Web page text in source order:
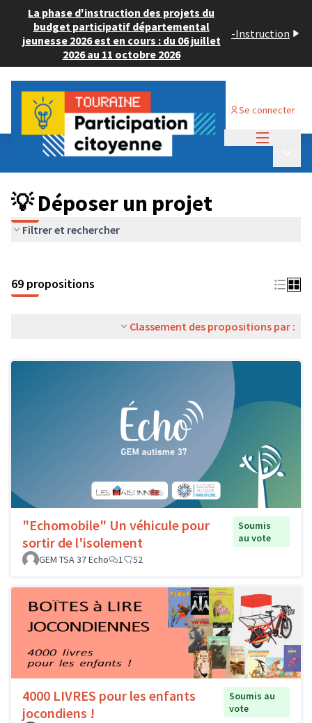
La phase d'instruction des projets du
budget participatif départemental
jeunesse 2026 est en cours : du 06 juillet
2026 au 11 octobre 2026
-Instruction
Se connecter
Budget Participatif ADULTE 2024
💡 Déposer un projet
💡 Déposer un projet
Filtrer et rechercher
69 propositions
Classement des propositions par :
"Echomobile" Un véhicule pour
sortir de l'isolement
Soumis
au vote
GEM TSA 37 Echo
1 52
4000 LIVRES pour les enfants
jocondiens !
Soumis au
vote